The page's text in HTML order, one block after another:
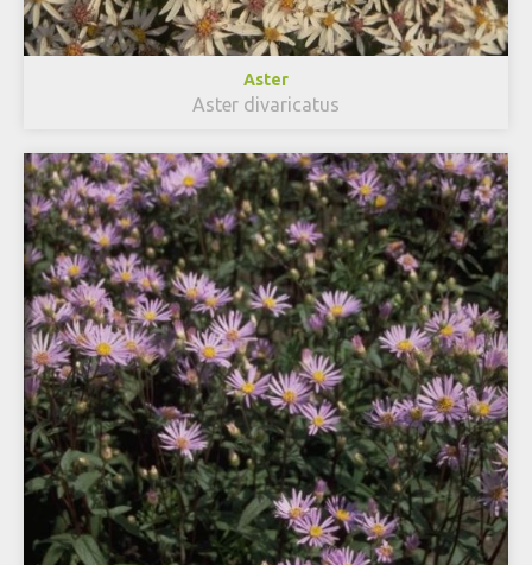
Aster
Aster divaricatus